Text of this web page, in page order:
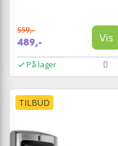
559,-
489,- Vis
På lager
TILBUD